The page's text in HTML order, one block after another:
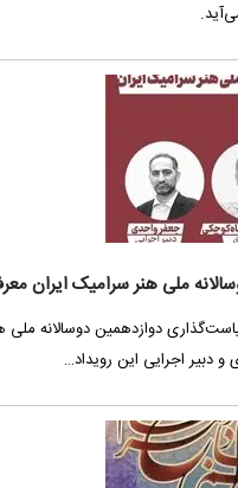
ملی هنر سرامیک ایران
دوازدهمین دوسالانه ملی
و دبیر اجرایی این رویداد…